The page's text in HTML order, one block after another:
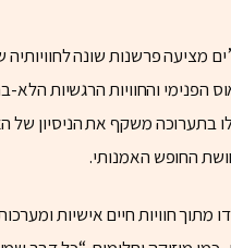
מציעה פרשנות שונה
והחוויות הרגשיות הלא-
בתערוכה משקף את הניסיון של
החופש האמנותי.
מתוך חוויות חיים אישיות